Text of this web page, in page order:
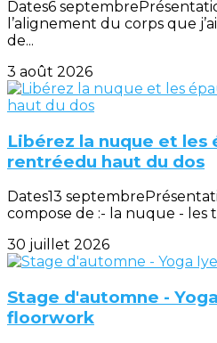
Dates6
l’alignement du corps que
de...
3 août 2026
Libérez la nuque et les
rentréedu haut du dos
Dates13
compose de :- la nuque - les
30 juillet 2026
Stage d'automne -
floorwork